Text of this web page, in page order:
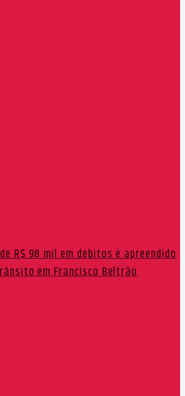
R$ 98 mil em débitos é apreendido
em Francisco Beltrão